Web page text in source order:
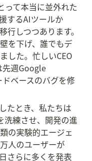
って本当に並外れた
するAIツールか
行しつつあります。
を下げ、誰でもデ
した。忙しいCEO
先週Google
ベースのバグを修
たとき、私たちは
洗練させ、開発の進
の実験的エージェ
人のユーザーが
さらに多くを発表